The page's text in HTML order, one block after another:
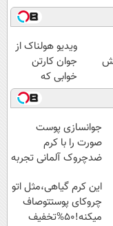
ویدیو هولناک از
جوان کارتن
خوابی که
میلیاردر شد.
آموزش رایگان
جوانسازی پوست
صورت را با کرم
ضدچروک آلمانی تجربه
این کرم گیاهی،مثل اتو
چروکای پوستتوصاف
میکنه!50%تخفیف